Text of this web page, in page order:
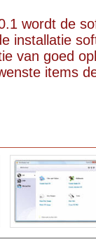
wordt de
installatie
van goed
items